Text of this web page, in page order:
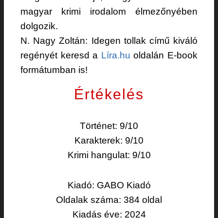
magyar krimi irodalom élmezőnyében
dolgozik.
N. Nagy Zoltán: Idegen tollak című kiváló
regényét keresd a Líra.huoldalán E-book
formátumban is!
Értékelés
Történet: 9/10
Karakterek: 9/10
Krimi hangulat: 9/10
Kiadó: GABO Kiadó
Oldalak száma: 384 oldal
Kiadás éve: 2024